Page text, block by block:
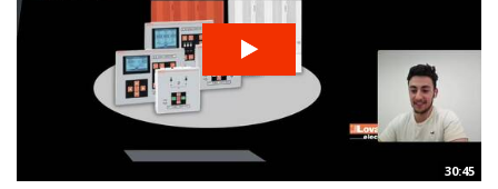
30:45